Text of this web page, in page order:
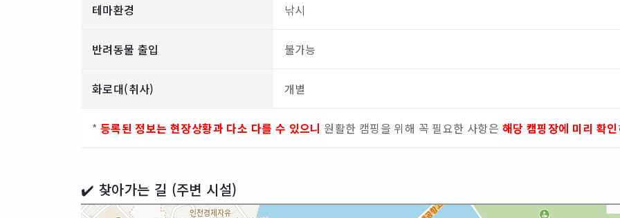
테마환경 낚시
반려동물 출입 불가능
화로대(취사) 개별
* 등록된 정보는 현장상황과 다소 다를 수 있으니 원활한 캠핑을 위해 꼭 필요한 사항은 해당 캠핑장에 미리 확인
✔️ 찾아가는 길 (주변 시설)